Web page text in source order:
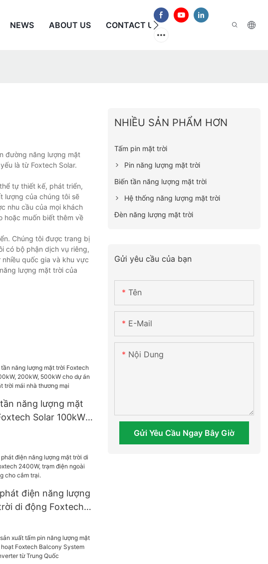
NEWS ABOUT US CONTACT US CÂU HỎI THƯỜNG GẶP
đường năng lượng mặt
là từ Foxtech Solar.
tự thiết kế, phát triển,
lượng của chúng tôi sẽ
nhu cầu của mọi khách
hoặc muốn biết thêm về
Chúng tôi được trang bị
có bộ phận dịch vụ riêng,
quốc gia và khu vực
lượng mặt trời của
năng lượng mặt
Solar 100kW,
mại
điện năng lượng
di động Foxtech
cho cắm trại.
NHIỀU SẢN PHẨM HƠN
Tấm pin mặt trời
Pin năng lượng mặt trời
Biến tần năng lượng mặt trời
Hệ thống năng lượng mặt trời
Đèn năng lượng mặt trời
Gửi yêu cầu của bạn
Tên
E-Mail
Nội Dung
Gửi Yêu Cầu Ngay Bây Giờ